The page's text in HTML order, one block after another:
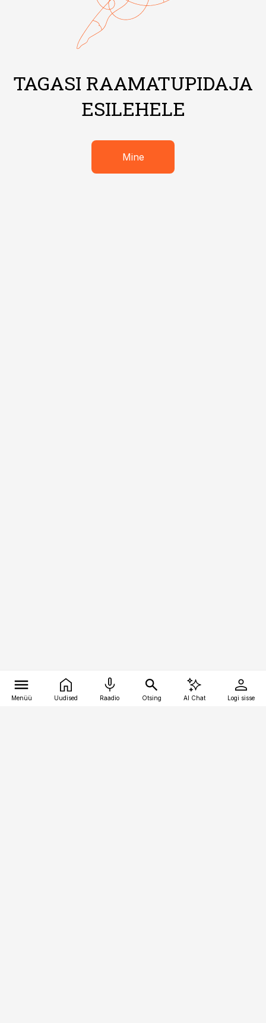
TAGASI RAAMATUPIDAJA
ESILEHELE
Mine
Menüü Uudised Raadio Otsing AI Chat Logi sisse